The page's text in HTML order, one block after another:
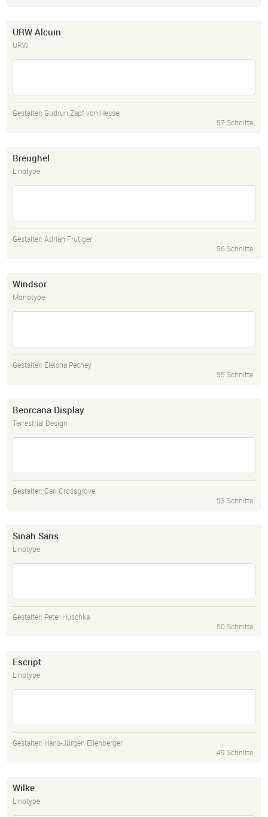
URW Alcuin
URW
Gestalter: Gudrun Zapf von Hesse
57 Schnitte
Breughel
Linotype
Gestalter: Adrian Frutiger
56 Schnitte
Windsor
Monotype
Gestalter: Eleisha Pechey
55 Schnitte
Beorcana Display
Terrestrial Design
Gestalter: Carl Crossgrove
53 Schnitte
Sinah Sans
Linotype
Gestalter: Peter Huschka
50 Schnitte
Escript
Linotype
Gestalter: Hans-Jürgen Ellenberger
49 Schnitte
Wilke
Linotype